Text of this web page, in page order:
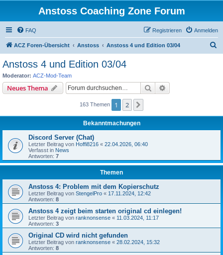
Anstoss Coaching Zone Forum
FAQ Anmelden
Registrieren
ACZ Foren-Übersicht Anstoss Anstoss 4 und Edition 03/04
Anstoss 4 und Edition 03/04
Moderator: ACZ-Mod-Team
Neues Thema Suche
163 Themen 1 2
Bekanntmachungen
Discord Server (Chat)
Letzter Beitrag von Hoffi8216 « 22.04.2026, 06:40
Verfasst in News
Antworten: 7
Themen
Anstoss 4: Problem mit dem Kopierschutz
Letzter Beitrag von StengelPro « 17.11.2024, 12:42
Antworten: 8
Anstoss 4 zeigt beim starten original cd einlegen!
Letzter Beitrag von ranknonsense « 11.03.2024, 11:17
Antworten: 3
Original CD wird nicht gefunden
Letzter Beitrag von ranknonsense « 28.02.2024, 15:32
Antworten: 8